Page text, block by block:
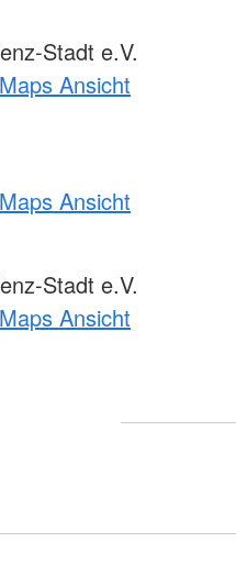
Stadt e.V.
Ansicht
Ansicht
Stadt e.V.
Ansicht